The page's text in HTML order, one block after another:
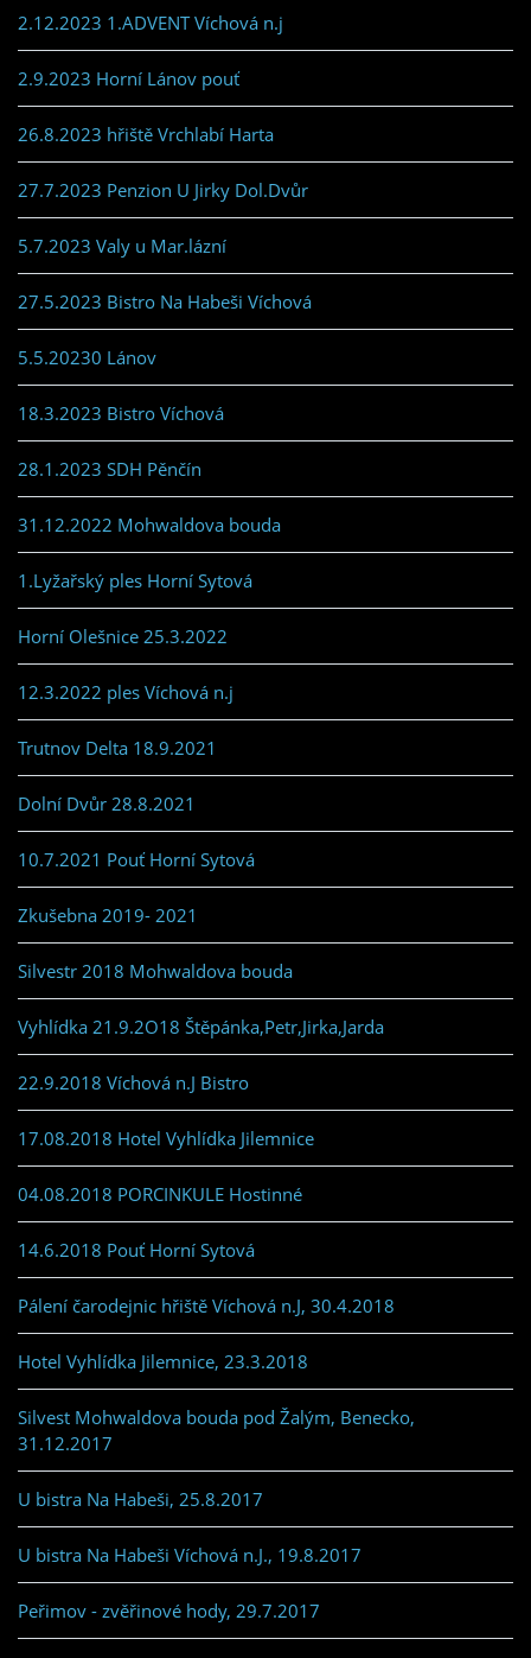
2.12.2023 1.ADVENT Víchová n.j
2.9.2023 Horní Lánov pouť
26.8.2023 hřiště Vrchlabí Harta
27.7.2023 Penzion U Jirky Dol.Dvůr
5.7.2023 Valy u Mar.lázní
27.5.2023 Bistro Na Habeši Víchová
5.5.20230 Lánov
18.3.2023 Bistro Víchová
28.1.2023 SDH Pěnčín
31.12.2022 Mohwaldova bouda
1.Lyžařský ples Horní Sytová
Horní Olešnice 25.3.2022
12.3.2022 ples Víchová n.j
Trutnov Delta 18.9.2021
Dolní Dvůr 28.8.2021
10.7.2021 Pouť Horní Sytová
Zkušebna 2019- 2021
Silvestr 2018 Mohwaldova bouda
Vyhlídka 21.9.2O18 Štěpánka,Petr,Jirka,Jarda
22.9.2018 Víchová n.J Bistro
17.08.2018 Hotel Vyhlídka Jilemnice
04.08.2018 PORCINKULE Hostinné
14.6.2018 Pouť Horní Sytová
Pálení čarodejnic hřiště Víchová n.J, 30.4.2018
Hotel Vyhlídka Jilemnice, 23.3.2018
Silvest Mohwaldova bouda pod Žalým, Benecko,
31.12.2017
U bistra Na Habeši, 25.8.2017
U bistra Na Habeši Víchová n.J., 19.8.2017
Peřimov - zvěřinové hody, 29.7.2017